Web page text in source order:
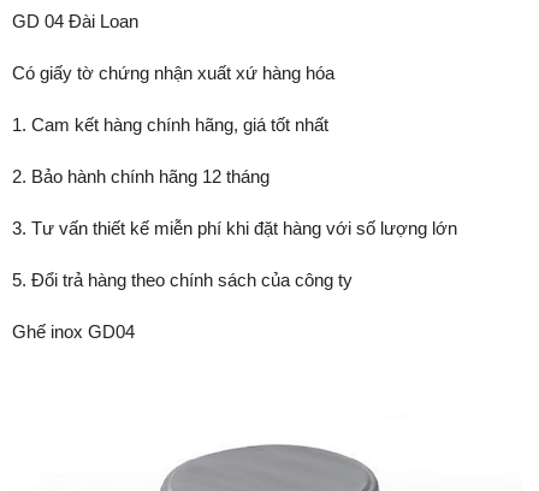
GD 04 Đài Loan
Có giấy tờ chứng nhận xuất xứ hàng hóa
1. Cam kết hàng chính hãng, giá tốt nhất
2. Bảo hành chính hãng 12 tháng
3. Tư vấn thiết kế miễn phí khi đặt hàng với số lượng lớn
5. Đổi trả hàng theo chính sách của công ty
Ghế inox GD04